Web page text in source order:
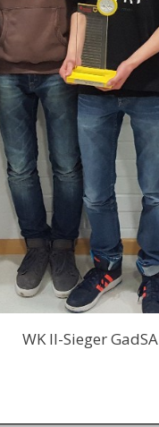
WK II-Sieger GadSA